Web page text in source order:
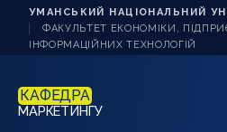
УМАНСЬКИЙ НАЦІОНАЛЬНИЙ
ФАКУЛЬТЕТ ЕКОНОМІКИ,
ІНФОРМАЦІЙНИХ ТЕХНОЛОГІЙ
КАФЕДРА
МАРКЕТИНГУ